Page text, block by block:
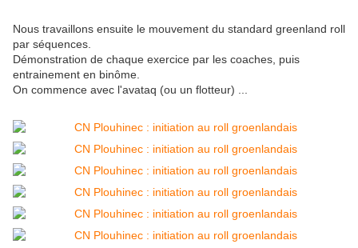
Nous travaillons ensuite le mouvement du standard greenland roll
par séquences.
Démonstration de chaque exercice par les coaches, puis
entrainement en binôme.
On commence avec l'avataq (ou un flotteur) ...